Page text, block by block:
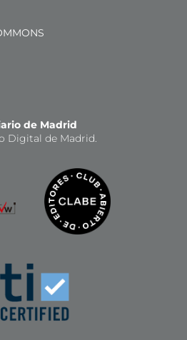
de Madrid
Digital de Madrid.